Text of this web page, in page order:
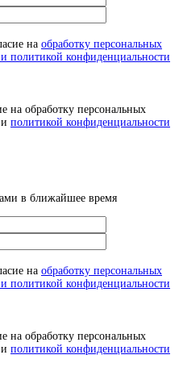
на обработку персональных
политикой конфиденциальности
на обработку персональных
политикой конфиденциальности
в ближайшее время
на обработку персональных
политикой конфиденциальности
на обработку персональных
политикой конфиденциальности